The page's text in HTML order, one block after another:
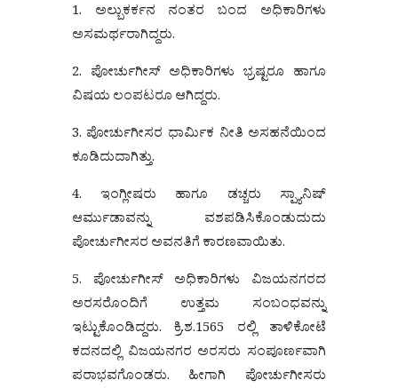
1. ಅಲ್ಬುಕರ್ಕನ ನಂತರ ಬಂದ ಅಧಿಕಾರಿಗಳು
ಅಸಮರ್ಥರಾಗಿದ್ದರು.
2. ಪೋರ್ಚುಗೀಸ್ ಅಧಿಕಾರಿಗಳು ಭ್ರಷ್ಟರೂ ಹಾಗೂ
ವಿಷಯ ಲಂಪಟರೂ ಆಗಿದ್ದರು.
3. ಪೋರ್ಚುಗೀಸರ ಧಾರ್ಮಿಕ ನೀತಿ ಅಸಹನೆಯಿಂದ
ಕೂಡಿದುದಾಗಿತ್ತು.
4. ಇಂಗ್ಲೀಷರು ಹಾಗೂ ಡಚ್ಚರು ಸ್ಪ್ಯಾನಿಷ್
ಆರ್ಮುಡಾವನ್ನು ವಶಪಡಿಸಿಕೊಂಡುದುದು
ಪೋರ್ಚುಗೀಸರ ಅವನತಿಗೆ ಕಾರಣವಾಯಿತು.
5. ಪೋರ್ಚುಗೀಸ್ ಅಧಿಕಾರಿಗಳು ವಿಜಯನಗರದ
ಅರಸರೊಂದಿಗೆ ಉತ್ತಮ ಸಂಬಂಧವನ್ನು
ಇಟ್ಟುಕೊಂಡಿದ್ದರು. ಕ್ರಿ.ಶ.1565 ರಲ್ಲಿ ತಾಳಿಕೋಟೆ
ಕದನದಲ್ಲಿ ವಿಜಯನಗರ ಅರಸರು ಸಂಪೂರ್ಣವಾಗಿ
ಪರಾಭವಗೊಂಡರು. ಹೀಗಾಗಿ ಪೋರ್ಚುಗೀಸರು